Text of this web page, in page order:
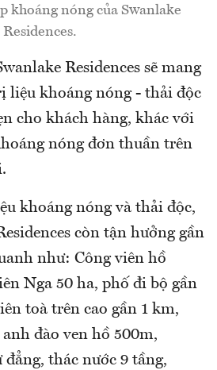
khoáng nóng của Swanlake
Residences.
Residences sẽ mang
liệu khoáng nóng - thải độc
cho khách hàng, khác với
nóng đơn thuần trên
khoáng nóng và thải độc,
còn tận hưởng gần
như: Công viên hồ
Nga 50 ha, phố đi bộ gần
toà trên cao gần 1 km,
đào ven hồ 500m,
thác nước 9 tầng,